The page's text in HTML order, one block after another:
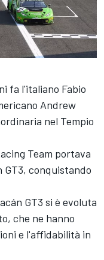
fa l'italiano Fabio
Andrew
nel Tempio
Team portava
conquistando
GT3 si è evoluta
che ne hanno
e l'affidabilità in